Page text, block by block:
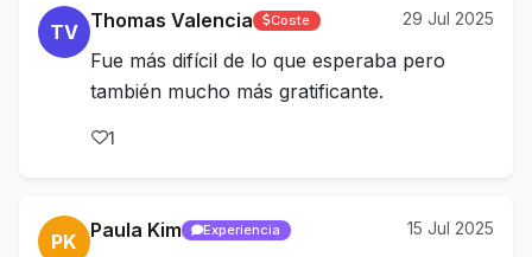
TV Thomas Valencia Coste 29 Jul 2025
Fue más difícil de lo que esperaba pero
también mucho más gratificante.
1
PK Paula Kim Experiencia 15 Jul 2025